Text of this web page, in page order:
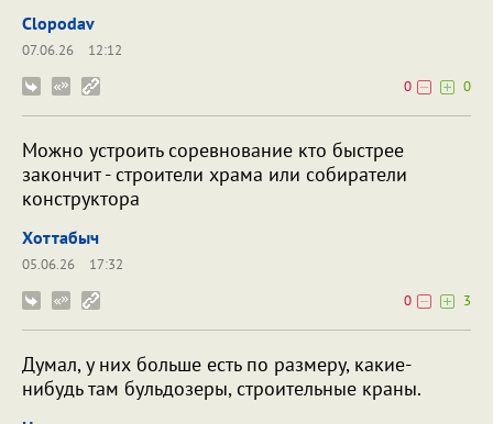
Clopodav
07.06.26
12:12
0
0
Можно устроить соревнование кто быстрее
закончит - строители храма или собиратели
конструктора
Хоттабыч
05.06.26
17:32
0
3
Думал, у них больше есть по размеру, какие-
нибудь там бульдозеры, строительные краны.